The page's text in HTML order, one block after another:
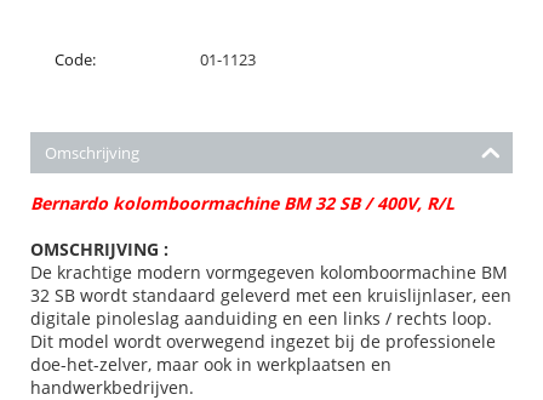
Code: 01-1123
Omschrijving
Bernardo kolomboormachine BM 32 SB / 400V, R/L
OMSCHRIJVING :
De krachtige modern vormgegeven kolomboormachine BM
32 SB wordt standaard geleverd met een kruislijnlaser, een
digitale pinoleslag aanduiding en een links / rechts loop.
Dit model wordt overwegend ingezet bij de professionele
doe-het-zelver, maar ook in werkplaatsen en
handwerkbedrijven.